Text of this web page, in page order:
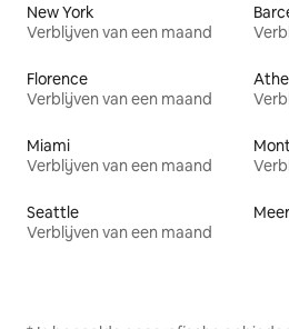
New York
Verblijven van een maand
Florence
Verblijven van een maand
Miami
Verblijven van een maand
Seattle
Verblijven van een maand